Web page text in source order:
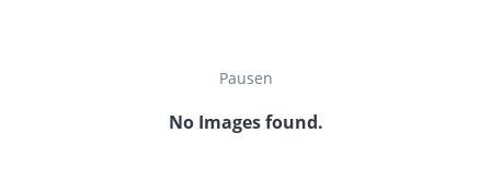
Pausen
No Images found.